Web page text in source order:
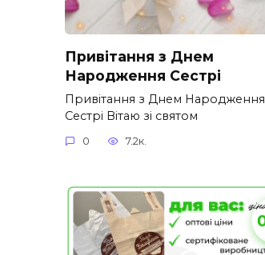
Привітання з Днем
Народження Сестрі
Привітання з Днем Народження
Сестрі Вітаю зі святом
0 7.2к.